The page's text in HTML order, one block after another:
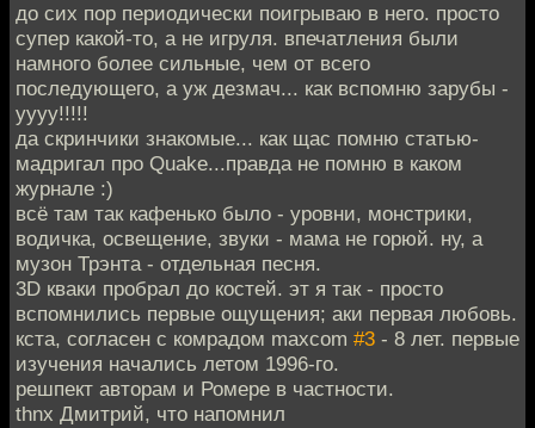
до сих пор периодически поигрываю в него. просто
супер какой-то, а не игруля. впечатления были
намного более сильные, чем от всего
последующего, а уж дезмач... как вспомню зарубы -
уууу!!!!!
да скринчики знакомые... как щас помню статью-
мадригал про Quake...правда не помню в каком
журнале :)
всё там так кафенько было - уровни, монстрики,
водичка, освещение, звуки - мама не горюй. ну, а
музон Трэнта - отдельная песня.
3D кваки пробрал до костей. эт я так - просто
вспомнились первые ощущения; аки первая любовь.
кста, согласен с комрадом maxcom #3 - 8 лет. первые
изучения начались летом 1996-го.
решпект авторам и Ромере в частности.
thnx Дмитрий, что напомнил